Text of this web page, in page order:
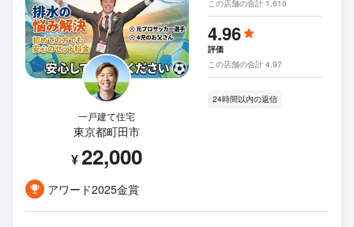
一戸建て住宅
東京都町田市
¥22,000
アワード2025金賞
この店舗の合計 1,610
4.96
評価
この店舗の合計 4.97
24時間以内の返信